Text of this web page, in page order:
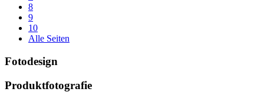
8
9
10
Alle Seiten
Fotodesign
Produktfotografie